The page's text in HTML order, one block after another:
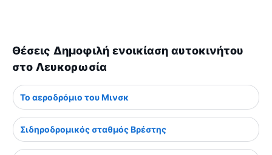
Θέσεις Δημοφιλή ενοικίαση αυτοκινήτου
στο Λευκορωσία
Το αεροδρόμιο του Μινσκ
Σιδηροδρομικός σταθμός Βρέστης